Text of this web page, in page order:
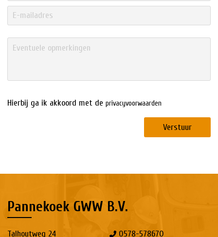
Hierbij ga ik akkoord met de privacyvoorwaarden
Verstuur
Pannekoek GWW B.V.
Talhoutweg 24 0578-578670